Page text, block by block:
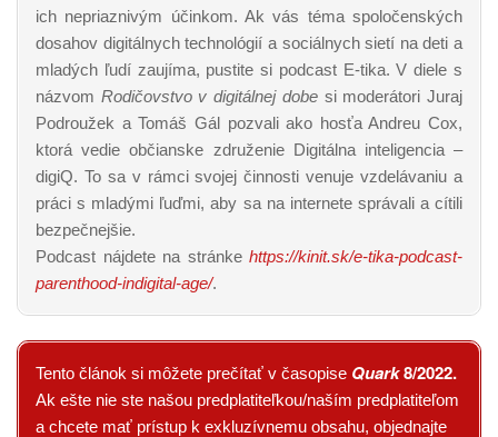
ich nepriaznivým účinkom. Ak vás téma spoločenských
dosahov digitálnych technológií a sociálnych sietí na deti a
mladých ľudí zaujíma, pustite si podcast E-tika. V diele s
názvom Rodičovstvo v digitálnej dobe si moderátori Juraj
Podroužek a Tomáš Gál pozvali ako hosťa Andreu Cox,
ktorá vedie občianske združenie Digitálna inteligencia –
digiQ. To sa v rámci svojej činnosti venuje vzdelávaniu a
práci s mladými ľuďmi, aby sa na internete správali a cítili
bezpečnejšie.
Podcast nájdete na stránke https://kinit.sk/e-tika-podcast-
parenthood-indigital-age/.
Tento článok si môžete prečítať v časopise Quark8/2022.
Ak ešte nie ste našou predplatiteľkou/naším predplatiteľom
a chcete mať prístup k exkluzívnemu obsahu, objednajte